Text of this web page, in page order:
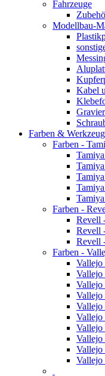
Fahrzeuge
Modellbau-
Kabel
Farben &
Farben -
Farben -
Revell
Revell
Revell
Farben -
Vallejo
Vallejo
Vallejo
Vallejo
Vallejo
Vallejo
Vallejo
Vallejo